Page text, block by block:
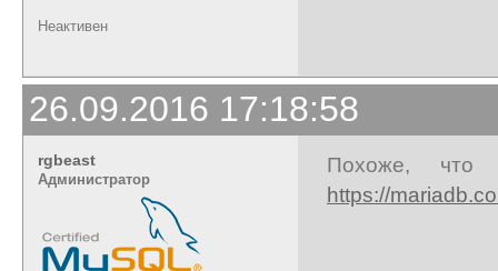
Неактивен
26.09.2016 17:18:58
rgbeast
Администратор
Похоже, что
https://